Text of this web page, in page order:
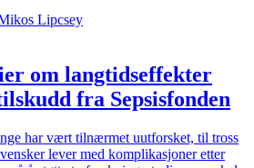
om langtidseffekter
fra Sepsisfonden
har vært tilnærmet uutforsket, til tross
lever med komplikasjoner etter